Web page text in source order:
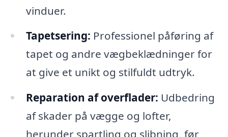
vinduer.
Tapetsering: Professionel påføring af
tapet og andre vægbeklædninger for
at give et unikt og stilfuldt udtryk.
Reparation af overflader: Udbedring
af skader på vægge og lofter,
herunder spartling og slibning, før